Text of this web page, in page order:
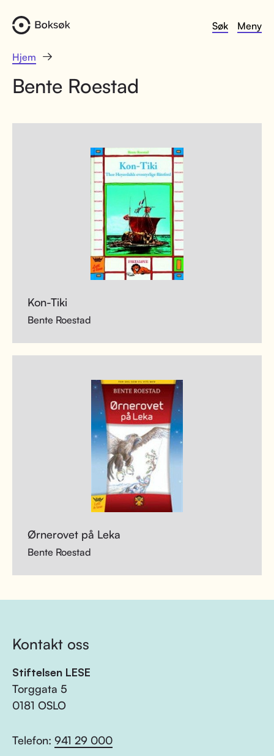
Søk Meny
Hjem
Bente Roestad
Kon-Tiki
Bente Roestad
Ørnerovet på Leka
Bente Roestad
Kontakt oss
Stiftelsen LESE
Torggata 5
0181 OSLO
Telefon: 941 29 000